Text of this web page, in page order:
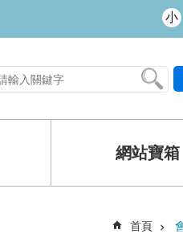
小
網站寶箱
首頁